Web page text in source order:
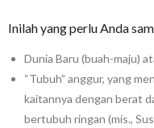
Inilah yang perlu Anda
Dunia Baru (buah-maju)
“Tubuh” anggur, yang
kaitannya dengan berat
bertubuh ringan (mis.,